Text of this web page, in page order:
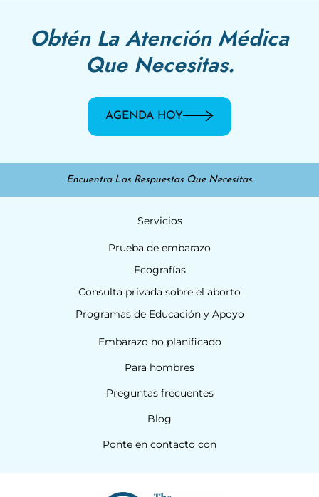
Obtén La Atención Médica
Que Necesitas.
AGENDA HOY
Encuentra Las Respuestas Que Necesitas.
Servicios
Prueba de embarazo
Ecografías
Consulta privada sobre el aborto
Programas de Educación y Apoyo
Embarazo no planificado
Para hombres
Preguntas frecuentes
Blog
Ponte en contacto con